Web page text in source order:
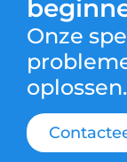
Onze
oplossen.